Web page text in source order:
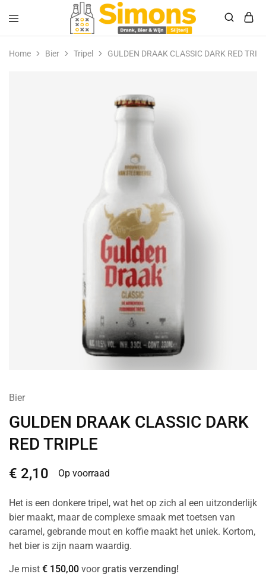
Simonsdrank.nl
Drank,
Bier
&
Home Bier Tripel GULDEN DRAAK CLASSIC DARK RED
Bier
GULDEN DRAAK CLASSIC DARK
RED TRIPLE
€ 2,10 Op voorraad
Het is een donkere tripel, wat het op zich al een uitzonderlijk
bier maakt, maar de complexe smaak met toetsen van
caramel, gebrande mout en koffie maakt het uniek. Kortom,
het bier is zijn naam waardig.
Je mist € 150,00 voorgratis verzending!